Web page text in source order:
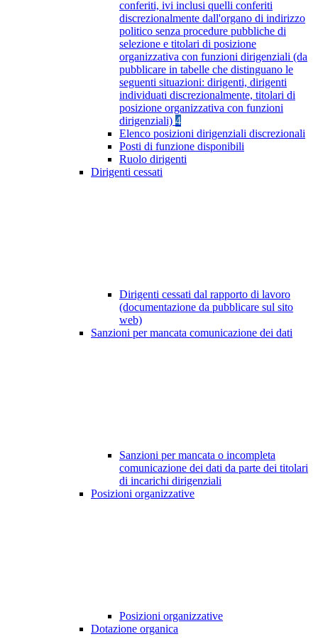
conferiti, ivi inclusi quelli conferiti
discrezionalmente dall'organo di indirizzo
politico senza procedure pubbliche di
selezione e titolari di posizione
organizzativa con funzioni dirigenziali (da
pubblicare in tabelle che distinguano le
seguenti situazioni: dirigenti, dirigenti
individuati discrezionalmente, titolari di
posizione organizzativa con funzioni
dirigenziali) 4
Elenco posizioni dirigenziali discrezionali
Posti di funzione disponibili
Ruolo dirigenti
Dirigenti cessati
Dirigenti cessati dal rapporto di lavoro
(documentazione da pubblicare sul sito
web)
Sanzioni per mancata comunicazione dei dati
Sanzioni per mancata o incompleta
comunicazione dei dati da parte dei titolari
di incarichi dirigenziali
Posizioni organizzative
Posizioni organizzative
Dotazione organica